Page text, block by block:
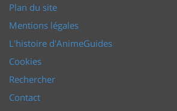
Plan du site
Mentions légales
L'histoire d'AnimeGuides
Cookies
Rechercher
Contact